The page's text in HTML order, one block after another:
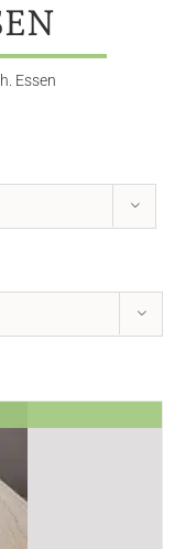
Essen